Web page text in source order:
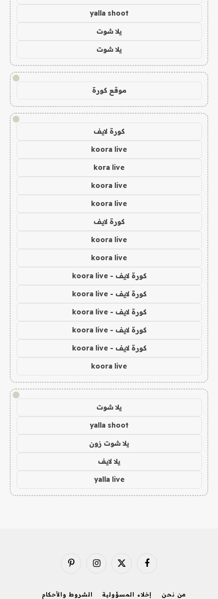
yalla shoot
يلا شوت
يلا شوت
!
موقع كورة
!
كورة لايف
koora live
kora live
koora live
koora live
كورة لايف
koora live
koora live
كورة لايف - koora live
كورة لايف - koora live
كورة لايف - koora live
كورة لايف - koora live
كورة لايف - koora live
koora live
!
يلا شوت
yalla shoot
يلا شوت زون
يلا لايف
yalla live
فيسبوك X
الانستغرامبينتيريست
من نحن إخلاء المسؤولية الشروط والأحكام